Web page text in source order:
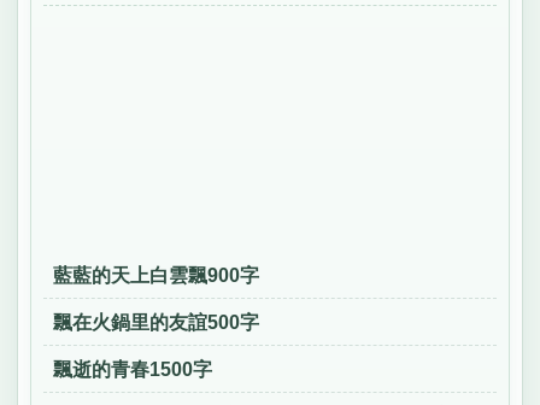
藍藍的天上白雲飄900字
飄在火鍋里的友誼500字
飄逝的青春1500字